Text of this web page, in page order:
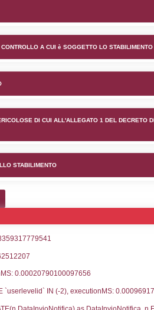
comune di
AUTORIZZAZIONI/
TERRITORIO CIRCOSTANTE LO